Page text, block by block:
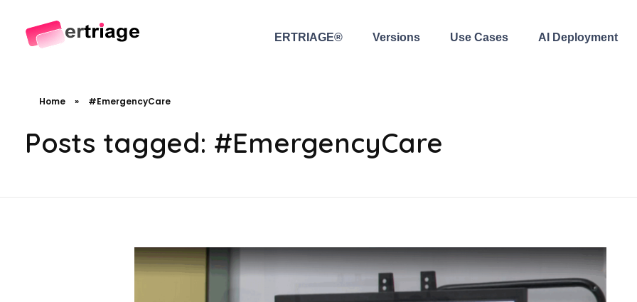
ERTRIAGE® Versions Use Cases AI Deployment
Home » #EmergencyCare
Posts tagged: #EmergencyCare